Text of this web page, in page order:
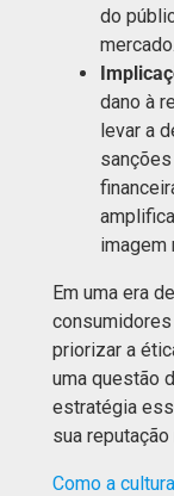
do
mercado.
dano à
levar a
imagem
Em uma era
priorizar a
uma questão
estratégia
sua
Como a